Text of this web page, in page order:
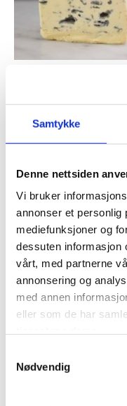
Samtykke
Denne nettsiden
Vi bruker
annonser et personlig
mediefunksjoner og
dessuten informasjon
vårt, med partnerne
annonsering og
med annen
eller som de har
Nødvendig
kr105,00 – kr280,00
kr
kr
Legg til i handlekurv
Legg til i
Relaterte